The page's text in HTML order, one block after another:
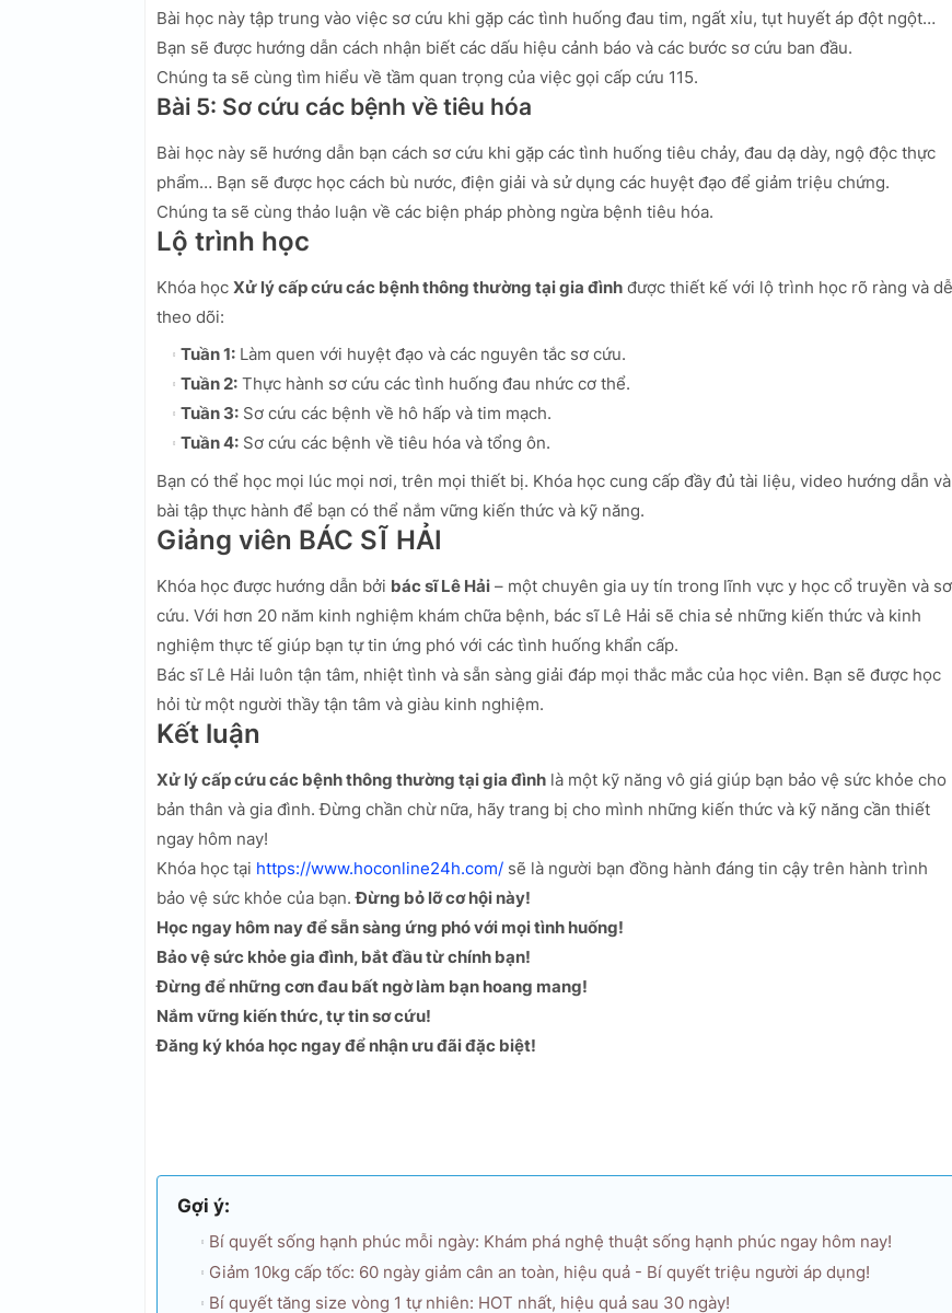
Bài học này tập trung vào việc sơ cứu khi gặp các tình huống đau tim, ngất xỉu, tụt huyết áp đột ngột…
Bạn sẽ được hướng dẫn cách nhận biết các dấu hiệu cảnh báo và các bước sơ cứu ban đầu.
Chúng ta sẽ cùng tìm hiểu về tầm quan trọng của việc gọi cấp cứu 115.
Bài 5: Sơ cứu các bệnh về tiêu hóa
Bài học này sẽ hướng dẫn bạn cách sơ cứu khi gặp các tình huống tiêu chảy, đau dạ dày, ngộ độc thực
phẩm… Bạn sẽ được học cách bù nước, điện giải và sử dụng các huyệt đạo để giảm triệu chứng.
Chúng ta sẽ cùng thảo luận về các biện pháp phòng ngừa bệnh tiêu hóa.
Lộ trình học
Khóa học Xử lý cấp cứu các bệnh thông thường tại gia đình được thiết kế với lộ trình học rõ ràng và dễ
theo dõi:
Tuần 1: Làm quen với huyệt đạo và các nguyên tắc sơ cứu.
Tuần 2: Thực hành sơ cứu các tình huống đau nhức cơ thể.
Tuần 3: Sơ cứu các bệnh về hô hấp và tim mạch.
Tuần 4: Sơ cứu các bệnh về tiêu hóa và tổng ôn.
Bạn có thể học mọi lúc mọi nơi, trên mọi thiết bị. Khóa học cung cấp đầy đủ tài liệu, video hướng dẫn và
bài tập thực hành để bạn có thể nắm vững kiến thức và kỹ năng.
Giảng viên BÁC SĨ HẢI
Khóa học được hướng dẫn bởi bác sĩ Lê Hải – một chuyên gia uy tín trong lĩnh vực y học cổ truyền và sơ
cứu. Với hơn 20 năm kinh nghiệm khám chữa bệnh, bác sĩ Lê Hải sẽ chia sẻ những kiến thức và kinh
nghiệm thực tế giúp bạn tự tin ứng phó với các tình huống khẩn cấp.
Bác sĩ Lê Hải luôn tận tâm, nhiệt tình và sẵn sàng giải đáp mọi thắc mắc của học viên. Bạn sẽ được học
hỏi từ một người thầy tận tâm và giàu kinh nghiệm.
Kết luận
Xử lý cấp cứu các bệnh thông thường tại gia đình là một kỹ năng vô giá giúp bạn bảo vệ sức khỏe cho
bản thân và gia đình. Đừng chần chừ nữa, hãy trang bị cho mình những kiến thức và kỹ năng cần thiết
ngay hôm nay!
Khóa học tại https://www.hoconline24h.com/ sẽ là người bạn đồng hành đáng tin cậy trên hành trình
bảo vệ sức khỏe của bạn.Đừng bỏ lỡ cơ hội này!
Học ngay hôm nay để sẵn sàng ứng phó với mọi tình huống!
Bảo vệ sức khỏe gia đình, bắt đầu từ chính bạn!
Đừng để những cơn đau bất ngờ làm bạn hoang mang!
Nắm vững kiến thức, tự tin sơ cứu!
Đăng ký khóa học ngay để nhận ưu đãi đặc biệt!
Gợi ý:
Bí quyết sống hạnh phúc mỗi ngày: Khám phá nghệ thuật sống hạnh phúc ngay hôm nay!
Giảm 10kg cấp tốc: 60 ngày giảm cân an toàn, hiệu quả - Bí quyết triệu người áp dụng!
Bí quyết tăng size vòng 1 tự nhiên: HOT nhất, hiệu quả sau 30 ngày!